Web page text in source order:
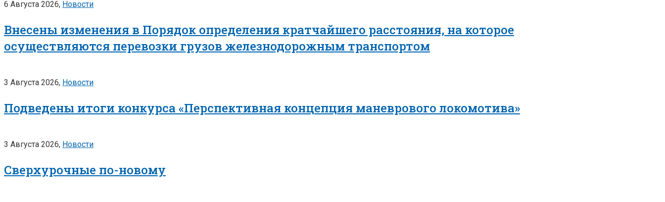
6 Августа 2026, Новости
Внесены изменения в Порядок определения кратчайшего расстояния, на которое
осуществляются перевозки грузов железнодорожным транспортом
3 Августа 2026, Новости
Подведены итоги конкурса «Перспективная концепция маневрового локомотива»
3 Августа 2026, Новости
Сверхурочные по-новому